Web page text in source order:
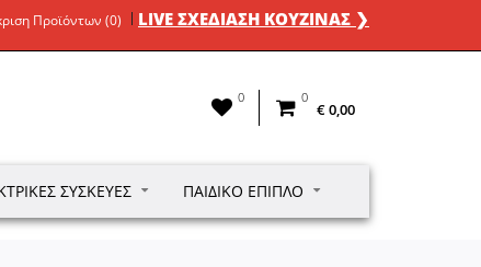
Προϊόντων (0) LIVE ΣΧΕΔΙΑΣΗ ΚΟΥΖΙΝΑΣ ❯
0 0
€ 0,00
ΣΥΣΚΕΥΈΣ ΠΑΙΔΙΚΌ ΈΠΙΠΛΟ